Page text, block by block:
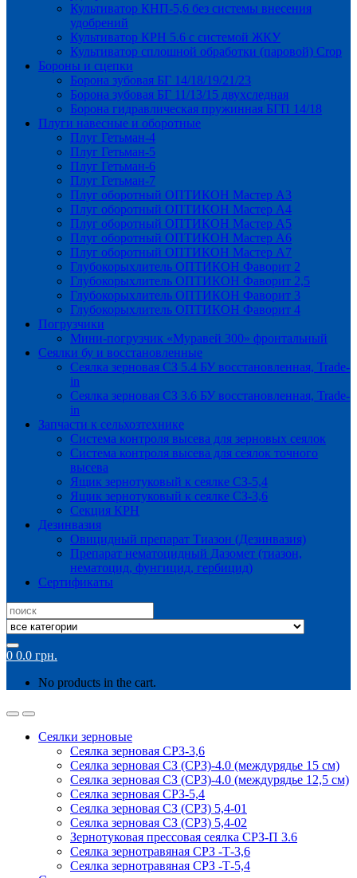
Культиватор КНП-5,6 без системы внесения
удобрений
Культиватор КРН 5.6 с системой ЖКУ
Культиватор сплошной обработки (паровой) Crop
Бороны и сцепки
Борона зубовая БГ 14/18/19/21/23
Борона зубовая БГ 11/13/15 двухследная
Борона гидравлическая пружинная БГП 14/18
Плуги навесные и оборотные
Плуг Гетьман-4
Плуг Гетьман-5
Плуг Гетьман-6
Плуг Гетьман-7
Плуг оборотный ОПТИКОН Мастер А3
Плуг оборотный ОПТИКОН Мастер А4
Плуг оборотный ОПТИКОН Мастер А5
Плуг оборотный ОПТИКОН Мастер А6
Плуг оборотный ОПТИКОН Мастер А7
Глубокорыхлитель ОПТИКОН Фаворит 2
Глубокорыхлитель ОПТИКОН Фаворит 2,5
Глубокорыхлитель ОПТИКОН Фаворит 3
Глубокорыхлитель ОПТИКОН Фаворит 4
Погрузчики
Мини-погрузчик «Муравей 300» фронтальный
Сеялки бу и восстановленные
Сеялка зерновая СЗ 5.4 БУ восстановленная, Trade-
in
Сеялка зерновая СЗ 3.6 БУ восстановленная, Trade-
in
Запчасти к сельхозтехнике
Система контроля высева для зерновых сеялок
Система контроля высева для сеялок точного
высева
Ящик зернотуковый к сеялке СЗ-5,4
Ящик зернотуковый к сеялке СЗ-3,6
Секция КРН
Дезинвазия
Овицидный препарат Тиазон (Дезинвазия)
Препарат нематоцидный Дазомет (тиазон,
нематоцид, фунгицид, гербицид)
Сертификаты
Search
for:
0 0.0 грн.
No products in the cart.
Сеялки зерновые
Сеялка зерновая СРЗ-3,6
Сеялка зерновая СЗ (СРЗ)-4.0 (междурядье 15 см)
Сеялка зерновая СЗ (СРЗ)-4.0 (междурядье 12,5 см)
Сеялка зерновая СРЗ-5,4
Сеялка зерновая СЗ (СРЗ) 5,4-01
Сеялка зерновая СЗ (СРЗ) 5,4-02
Зернотуковая прессовая сеялка СРЗ-П 3.6
Сеялка зернотравяная СРЗ -Т-3,6
Сеялка зернотравяная СРЗ -Т-5,4